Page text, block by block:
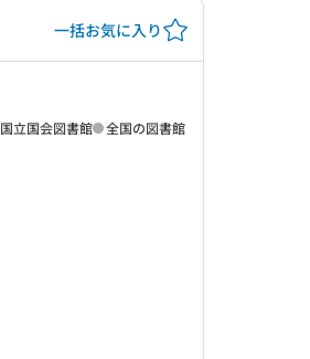
一括お気に入り
国立国会図書館 全国の図書館